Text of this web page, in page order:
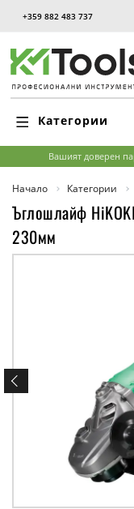
+359 882 483 737
Категории
Вашият доверен
Начало Категории
Ъглошлайф
230мм